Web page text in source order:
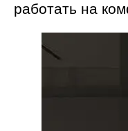
работать на